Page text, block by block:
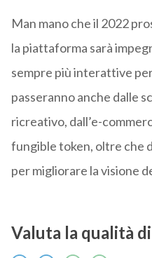
Man mano che il 2022
la piattaforma sarà
sempre più interattive
passeranno anche dalle
ricreativo, dall’e-
fungible token, oltre che
per migliorare la visione
Valuta la qualità